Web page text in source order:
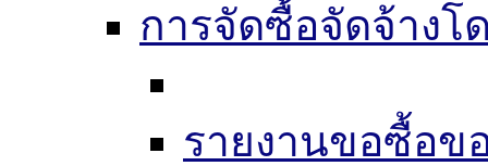
การจัดซื้อจัดจ้าง
รายงานขอซื้อข